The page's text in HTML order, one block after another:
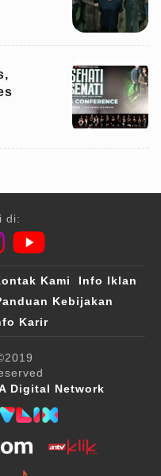
di:
Kami
Info Iklan
Kebijakan
Karir
Digital Network